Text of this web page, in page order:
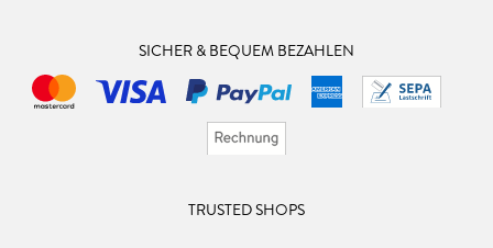
SICHER & BEQUEM BEZAHLEN
TRUSTED SHOPS